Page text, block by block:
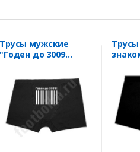
Трусы мужские
"Годен до 3009